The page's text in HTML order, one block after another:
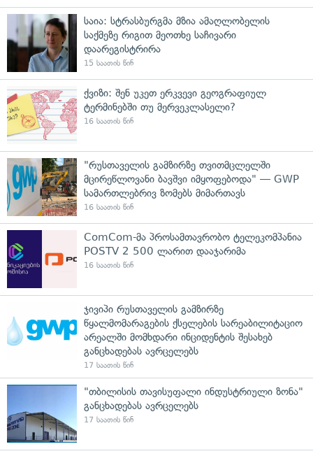
საია: სტრასბურგმა მზია ამაღლობელის
საქმეზე რიგით მეოთხე საჩივარი
დაარეგისტრირა
15 საათის წინ
ქვიზი: შენ უკეთ ერკვევი გეოგრაფიულ
ტერმინებში თუ მერვეკლასელი?
16 საათის წინ
"რუსთაველის გამზირზე თვითმცლელში
მცირეწლოვანი ბავშვი იმყოფებოდა" — GWP
სამართლებრივ ზომებს მიმართავს
16 საათის წინ
ComCom-მა პროსამთავრობო ტელეკომპანია
POSTV 2 500 ლარით დააჯარიმა
16 საათის წინ
ჯივიპი რუსთაველის გამზირზე
წყალმომარაგების ქსელების სარეაბილიტაციო
არეალში მომხდარი ინციდენტის შესახებ
განცხადებას ავრცელებს
17 საათის წინ
"თბილისის თავისუფალი ინდუსტრიული ზონა"
განცხადებას ავრცელებს
17 საათის წინ